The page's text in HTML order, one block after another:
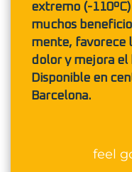
extremo (-
muchos
mente, favorece
dolor y mejora el
Disponible en
Barcelona.
feel